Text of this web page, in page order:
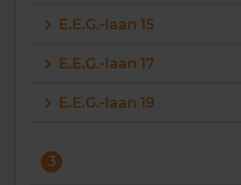
Maandag t/m vrijdag - 08:00 -18:00
E.E.G.-laan 15
E.E.G.-laan 17
E.E.G.-laan 19
3